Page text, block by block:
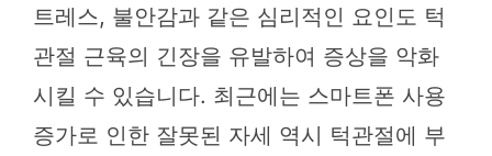
트레스, 불안감과 같은 심리적인 요인도 턱
관절 근육의 긴장을 유발하여 증상을 악화
시킬 수 있습니다. 최근에는 스마트폰 사용
증가로 인한 잘못된 자세 역시 턱관절에 부